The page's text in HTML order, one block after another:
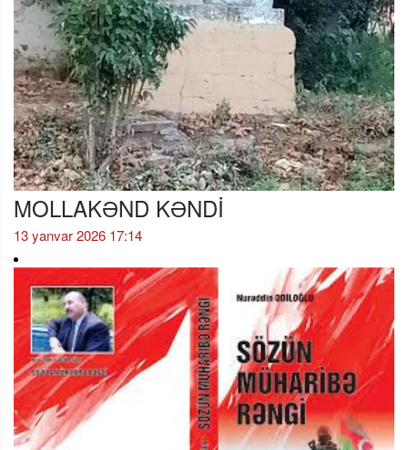
MOLLAKƏND KƏNDİ
13 yanvar 2026 17:14